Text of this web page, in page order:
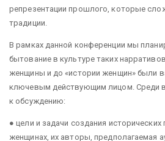
репрезентации прошлого, которые
традиции.
В рамках данной конференции мы
бытование в культуре таких
женщины и до «истории женщин» были
ключевым действующим лицом. Среди
к обсуждению:
● цели и задачи создания исторических
женщинах, их авторы, предполагаемая